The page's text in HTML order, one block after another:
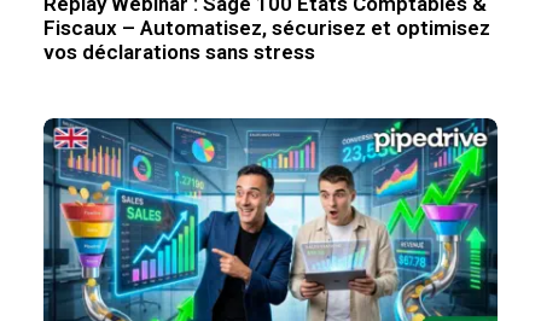
Fiscaux – Automatisez, sécurisez et optimisez
vos déclarations sans stress